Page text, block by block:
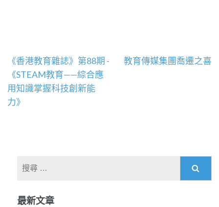
文
章
導
覽
《香港教育雜誌》第88期 -
《STEAM教育——綜合應
用知識掌握科技創新能
力》
教育傳媒集團喬遷之喜
最新文章